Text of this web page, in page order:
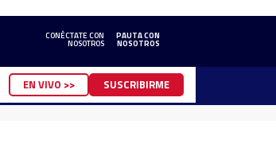
CONÉCTATE CON
NOSOTROS
PAUTA CON
NOSOTROS
EN VIVO >> SUSCRIBIRME